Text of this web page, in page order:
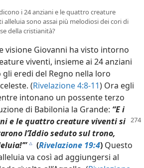
i 24 anziani e le quattro creature
alleluia sono assai più melodiosi dei cori di
della cristianità?
visione Giovanni ha visto intorno
viventi, insieme ai 24 anziani
eredi del Regno nella loro
(Rivelazione 4:8-11) Ora egli
intonano un possente terzo
di Babilonia la Grande: “E i
e lequattro creature viventi si
l’Iddio seduto sul trono,
c (Rivelazione 19:4) Questo
va così ad aggiungersi al